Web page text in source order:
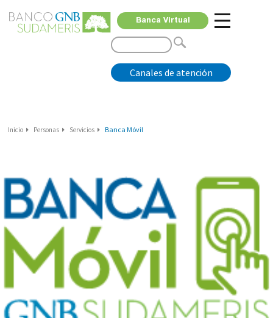
Canales de atención
Banca Virtual
Inicio Personas Servicios Banca Móvil